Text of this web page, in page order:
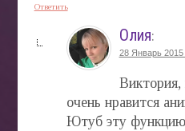
Ответить
Олия:
28 Январь 2015
очень нравится
Ютуб эту функцию